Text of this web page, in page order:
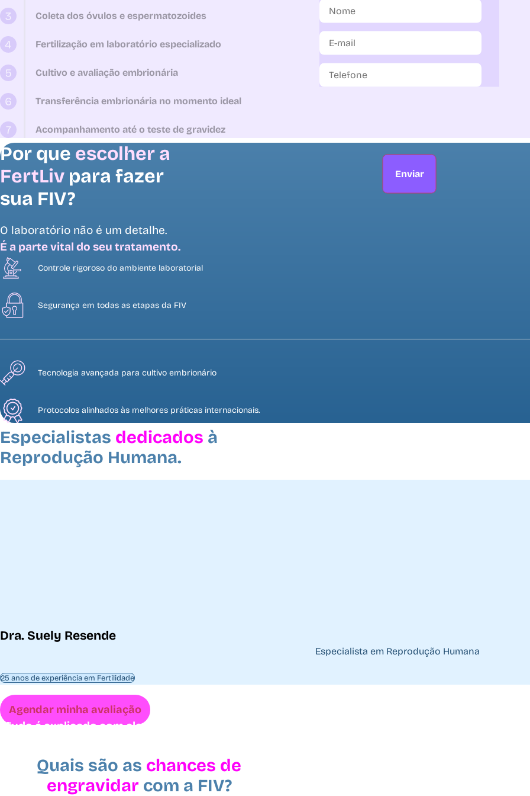
Coleta dos óvulos e espermatozoides
Fertilização em laboratório especializado
Cultivo e avaliação embrionária
Transferência embrionária no momento ideal
Acompanhamento até o teste de gravidez
Por que escolher a
FertLiv para fazer
sua FIV?
O laboratório não é um detalhe.
É a parte vital do seu tratamento.
Controle rigoroso do ambiente laboratorial
Segurança em todas as etapas da FIV
Tecnologia avançada para cultivo embrionário
Protocolos alinhados às melhores práticas internacionais.
Especialistas dedicados à
Reprodução Humana.
Dra. Suely Resende
Especialista em Reprodução Humana
25 anos de experiência em Fertilidade
Agendar minha avaliação
Tudo é explicado com clareza, sem promessas irreais,
Quais são as chances de
engravidar com a FIV?
Enviar